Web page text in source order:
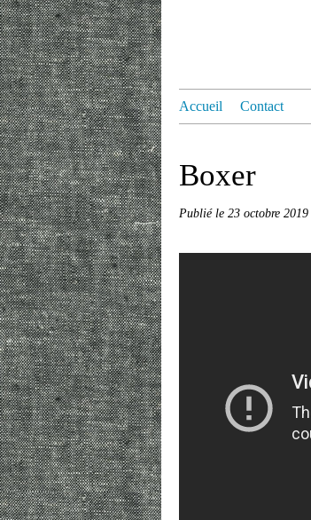
Accueil Contact
Boxer
Publié le 23 octobre 2019